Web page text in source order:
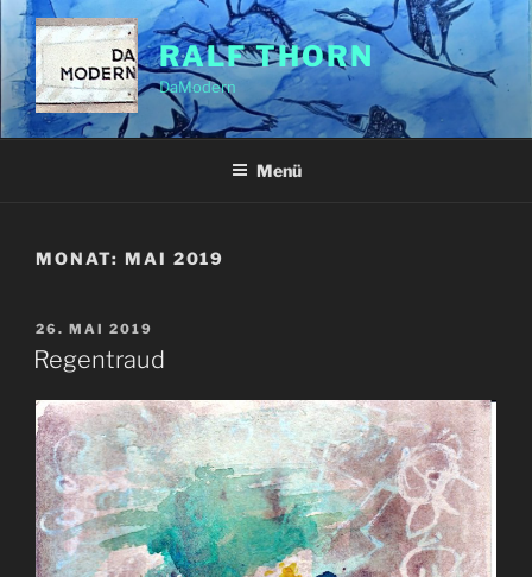
Zum
Inhalt
springen
RALF THORN
DaModern
Menü
MONAT: MAI 2019
VERÖFFENTLICHT
AM
26. MAI 2019
Regentraud